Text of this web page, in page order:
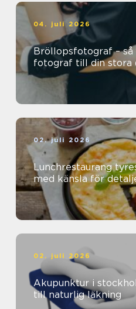
04. juli 2026
Bröllopsfotograf –
fotograf till din stora
02. juli 2026
Lunchrestaurang tyresö smakrik
med känsla för
02. juli 2026
Akupunktur i stockholm en
till naturlig läkning